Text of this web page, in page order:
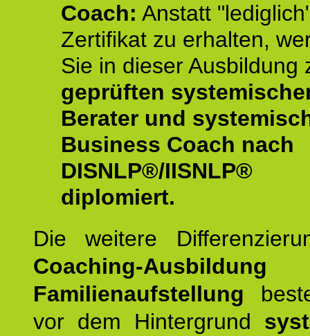
Coach: Anstatt
Zertifikat zu erhalten,
Sie in dieser Ausbildung
geprüften
Berater und
Business Coach nach
DISNLP®/IISNLP®
diplomiert.
Die weitere
Coaching-Ausbildung
Familienaufstellung
vor dem Hintergrund